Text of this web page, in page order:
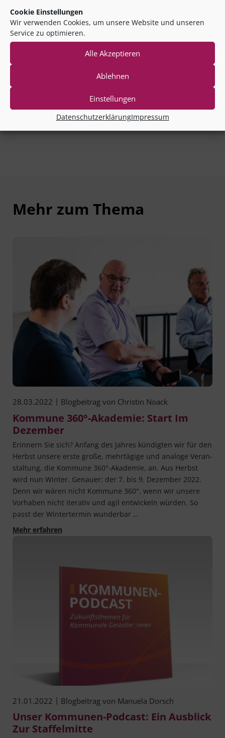
Cookie Einstellungen
Wir verwenden Cookies, um unsere Website und unseren
Service zu optimieren.
Alle Akzeptieren
Ablehnen
Einstellungen
DatenschutzerklärungImpressum
Name, E-Mail-Adresse und Website in diesem Browser für
Mehr zum Thema
28.03.2022 | Blogbeitrag von Christin Noack
Kommune 360°-Akademie: Start Im
Dezember
Erin­nern Sie sich? Anfang des Jah­res kün­dig­ten wir für den
Herbst unse­re ers­te gro­ße, mehr­tä­gi­ge und ana­lo­ge Ver­an­
stal­tung, die Kom­mu­ne 360°-Akademie, an. Aus Herbst
wird nun Win­ter. Genau­er: der 7. bis 9. Dezem­ber 2022.
Denn wir wären nicht Kom­mu­ne 360°, wenn wir unse­re
Vor­ha­ben nicht ite­ra­tiv und agil ent­wi­ckeln wür­den. So
passt der Win­ter­ter­min wunderbar …
Mehr erfahrenKommune 360°-Akademie: Start im Dezember
21.01.2022 | Blogbeitrag von Manuela Dorsch
Unser Kommunen-Podcast: Ein Ausblick
Zur Staffelmitte